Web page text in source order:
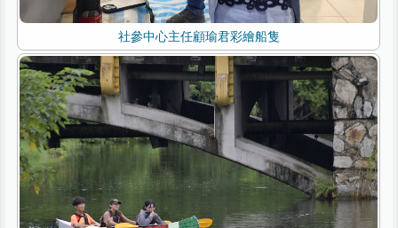
社參中心主任顧瑜君彩繪船隻